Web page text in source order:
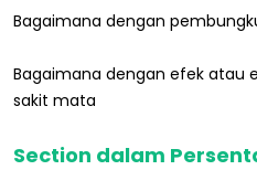
Bagaimana dengan
Bagaimana dengan efek atau
sakit mata
Section dalam